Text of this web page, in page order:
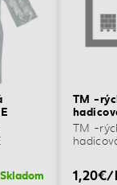
Skladom
TM -
TM -
1,20€/